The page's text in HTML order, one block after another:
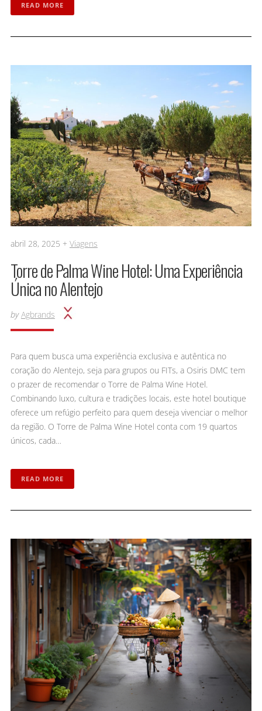
READ MORE
abril 28, 2025 + Viagens
Torre de Palma Wine Hotel: Uma Experiência
Única no Alentejo
by Agbrands
Para quem busca uma experiência exclusiva e autêntica no
coração do Alentejo, seja para grupos ou FITs, a Osiris DMC tem
o prazer de recomendar o Torre de Palma Wine Hotel.
Combinando luxo, cultura e tradições locais, este hotel boutique
oferece um refúgio perfeito para quem deseja vivenciar o melhor
da região. O Torre de Palma Wine Hotel conta com 19 quartos
únicos, cada…
READ MORE